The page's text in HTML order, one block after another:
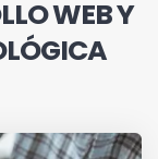
WEB Y